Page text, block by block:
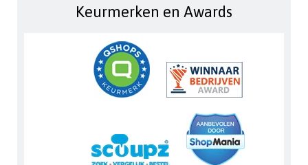
Keurmerken en Awards